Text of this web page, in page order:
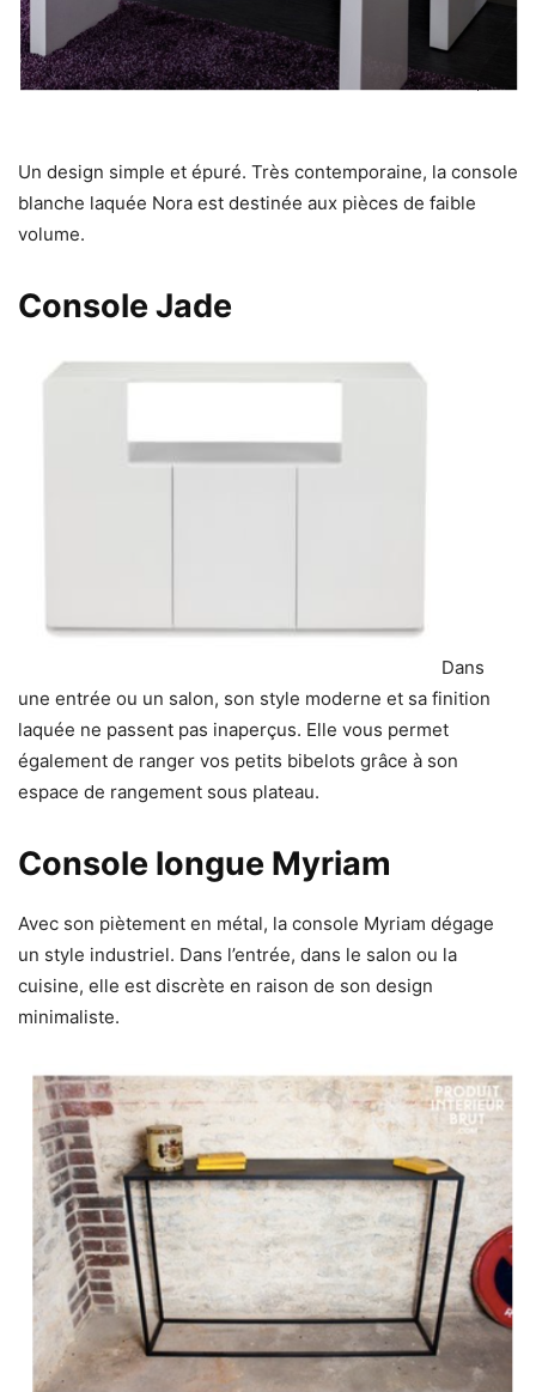
Un design simple et épuré. Très contemporaine, la console
blanche laquée Nora est destinée aux pièces de faible
volume.
Console Jade
Dans
une entrée ou un salon, son style moderne et sa finition
laquée ne passent pas inaperçus. Elle vous permet
également de ranger vos petits bibelots grâce à son
espace de rangement sous plateau.
Console longue Myriam
Avec son piètement en métal, la console Myriam dégage
un style industriel. Dans l’entrée, dans le salon ou la
cuisine, elle est discrète en raison de son design
minimaliste.